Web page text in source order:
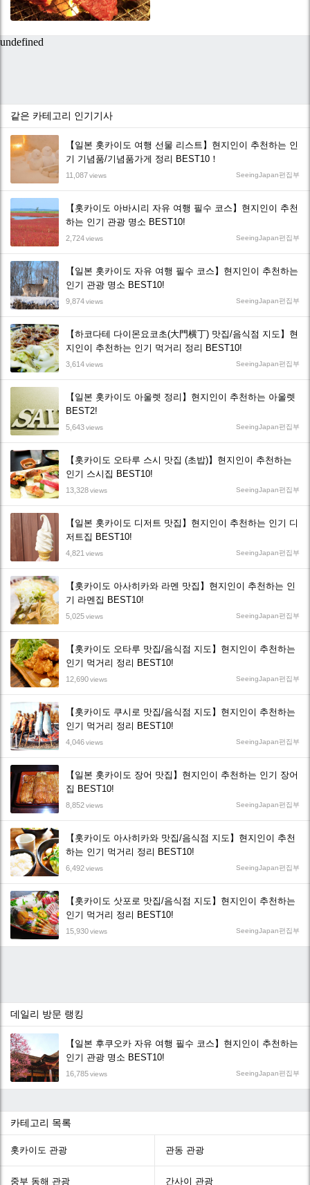
같은 카테고리 인기기사
【일본 홋카이도 여행 선물 리스트】현지인이 추천하는 인
기 기념품/기념품가게 정리 BEST10！
11,087views SeeingJapan편집부
【홋카이도 아바시리 자유 여행 필수 코스】현지인이 추천
하는 인기 관광 명소 BEST10!
2,724views SeeingJapan편집부
【일본 홋카이도 자유 여행 필수 코스】현지인이 추천하는
인기 관광 명소 BEST10!
9,874views SeeingJapan편집부
【하코다테 다이몬요코초(大門横丁) 맛집/음식점 지도】현
지인이 추천하는 인기 먹거리 정리 BEST10!
3,614views SeeingJapan편집부
【일본 홋카이도 아울렛 정리】현지인이 추천하는 아울렛
BEST2!
5,643views SeeingJapan편집부
【홋카이도 오타루 스시 맛집 (초밥)】현지인이 추천하는
인기 스시집 BEST10!
13,328views SeeingJapan편집부
【일본 홋카이도 디저트 맛집】현지인이 추천하는 인기 디
저트집 BEST10!
4,821 views SeeingJapan편집부
【홋카이도 아사히카와 라멘 맛집】현지인이 추천하는 인
기 라멘집 BEST10!
5,025views SeeingJapan편집부
【홋카이도 오타루 맛집/음식점 지도】현지인이 추천하는
인기 먹거리 정리 BEST10!
12,690views SeeingJapan편집부
【홋카이도 쿠시로 맛집/음식점 지도】현지인이 추천하는
인기 먹거리 정리 BEST10!
4,046views SeeingJapan편집부
【일본 홋카이도 장어 맛집】현지인이 추천하는 인기 장어
집 BEST10!
8,852views SeeingJapan편집부
【홋카이도 아사히카와 맛집/음식점 지도】현지인이 추천
하는 인기 먹거리 정리 BEST10!
6,492views SeeingJapan편집부
【홋카이도 삿포로 맛집/음식점 지도】현지인이 추천하는
인기 먹거리 정리 BEST10!
15,930views SeeingJapan편집부
데일리 방문 랭킹
【일본 후쿠오카 자유 여행 필수 코스】현지인이 추천하는
인기 관광 명소 BEST10!
16,785views SeeingJapan편집부
카테고리 목록
홋카이도 관광 관동 관광
중부 동해 관광 간사이 관광